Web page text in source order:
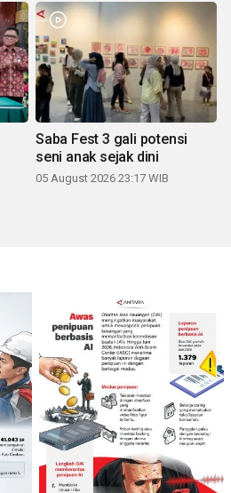
Saba Fest 3 gali potensi
seni anak sejak dini
05 August 2026 23:17 WIB